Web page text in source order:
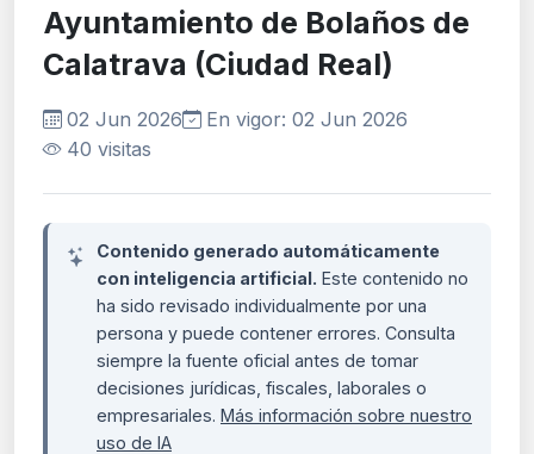
Ayuntamiento de Bolaños de
Calatrava (Ciudad Real)
02 Jun 2026
En vigor: 02 Jun 2026
40 visitas
Contenido generado automáticamente
con inteligencia artificial. Este contenido no
ha sido revisado individualmente por una
persona y puede contener errores. Consulta
siempre la fuente oficial antes de tomar
decisiones jurídicas, fiscales, laborales o
empresariales. Más información sobre nuestro
uso de IA